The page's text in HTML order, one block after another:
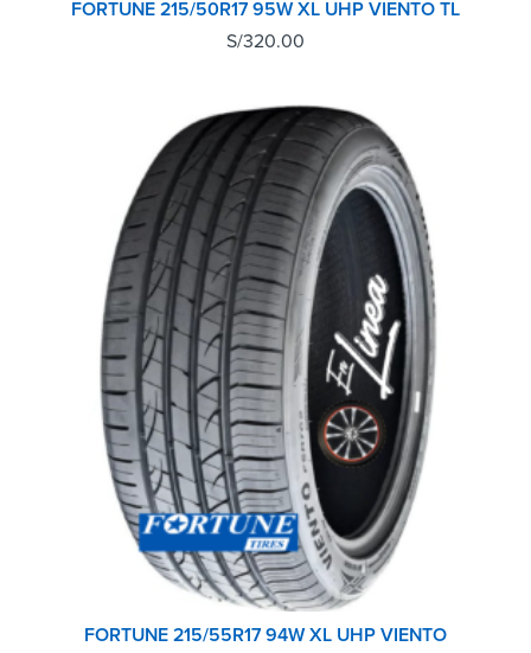
FORTUNE 215/50R17 95W XL UHP VIENTO TL
S/320.00
FORTUNE 215/55R17 94W XL UHP VIENTO